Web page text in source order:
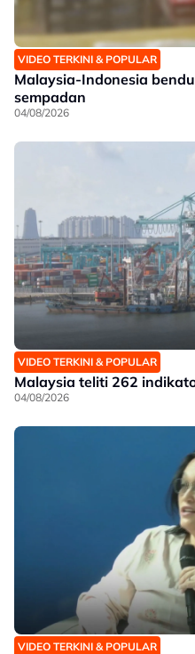
VIDEO TERKINI & POPULAR
Malaysia-Indonesia
sempadan
04/08/2026
VIDEO TERKINI & POPULAR
Malaysia teliti 262
04/08/2026
VIDEO TERKINI & POPULAR